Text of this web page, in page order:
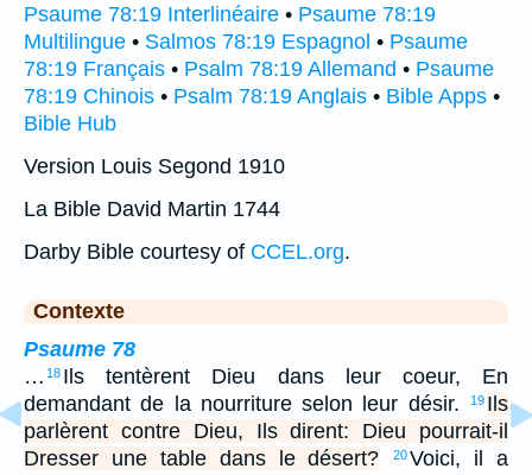
Psaume 78:19 Interlinéaire • Psaume 78:19
Multilingue • Salmos 78:19 Espagnol • Psaume
78:19 Français • Psalm 78:19 Allemand • Psaume
78:19 Chinois • Psalm 78:19 Anglais • Bible Apps •
Bible Hub
Version Louis Segond 1910
La Bible David Martin 1744
Darby Bible courtesy of CCEL.org.
Contexte
Psaume 78
… 18 Ils tentèrent Dieu dans leur coeur, En
demandant de la nourriture selon leur désir.
19 Ils
parlèrent contre Dieu, Ils dirent: Dieu pourrait-il
Dresser une table dans le désert?
20Voici, il a